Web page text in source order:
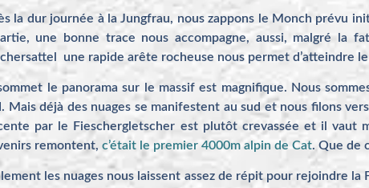
la dur journée à la Jungfrau, nous zappons le Monch prévu
une bonne trace nous accompagne, aussi, malgré la
une rapide arête rocheuse nous permet d’atteindre
le panorama sur le massif est magnifique. Nous
Mais déjà des nuages se manifestent au sud et nous filons
par le Fieschergletscher est plutôt crevassée et il vaut
remontent, c’était le premier 4000m alpin de Cat. Que de
les nuages nous laissent assez de répit pour rejoindre